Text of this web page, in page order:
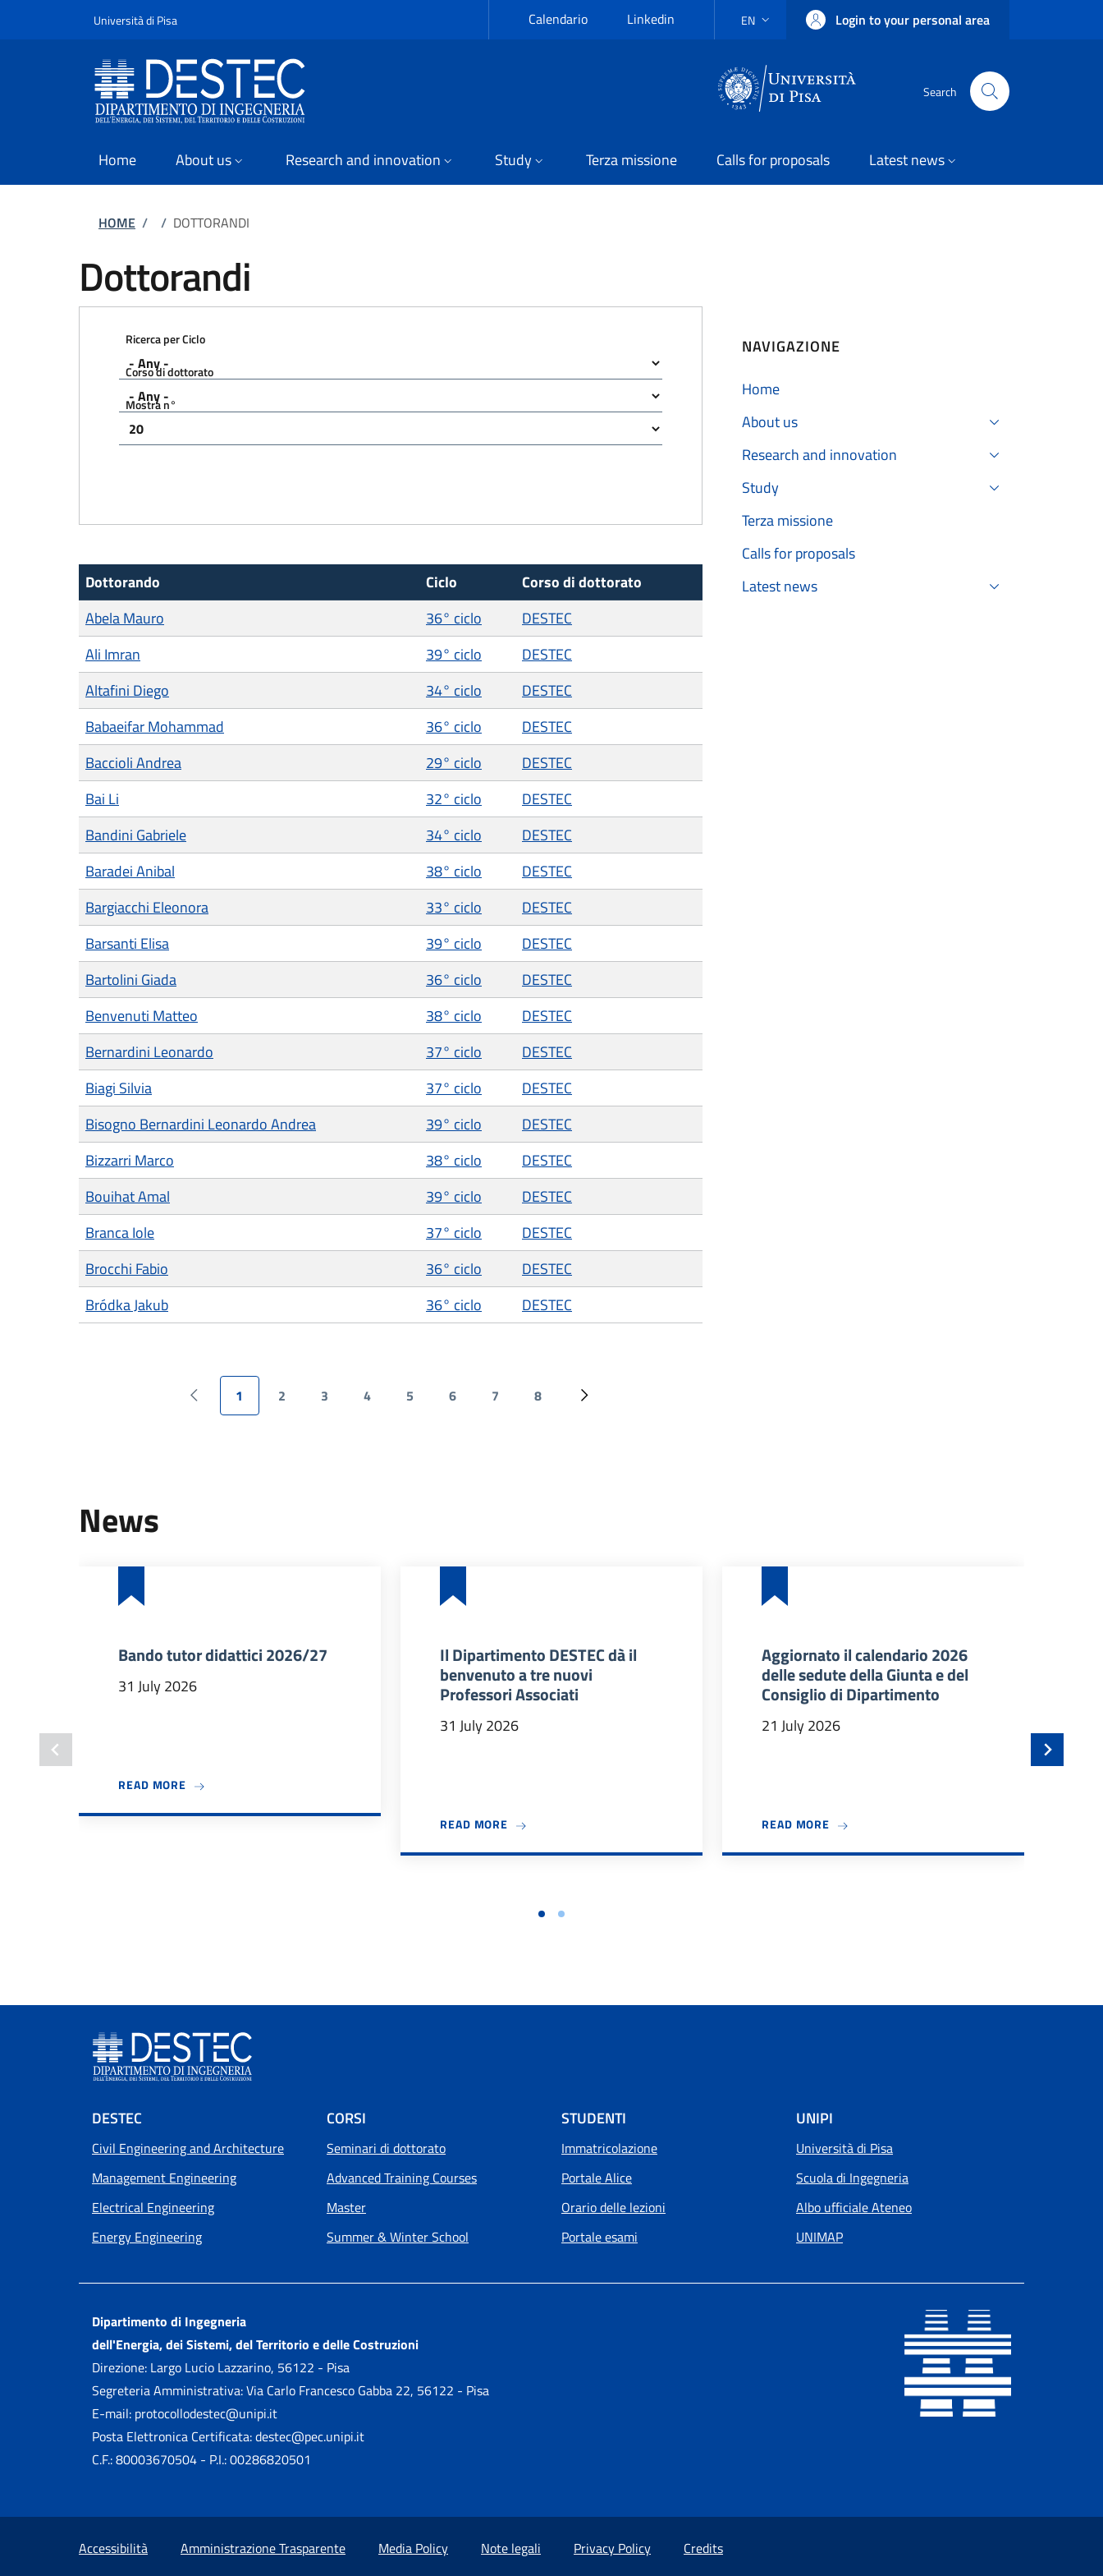
Università di PisaSlim Calendario Linkedin LANGUAGE SWITCHER: CURRENT LANGUAGE
EN
Login to your personal area
Search
Home About us Research and innovation Study Terza missione Calls for proposals Latest news
Breadcrumb
HOME / / DOTTORANDI
Dottorandi
Ricerca per Ciclo
Corso di dottorato
Mostra n°
Dottorando Ciclo
Corso di dottorato
Abela Mauro
36° ciclo
DESTEC
Ali Imran
39° ciclo
DESTEC
Altafini Diego
34° ciclo
DESTEC
Babaeifar Mohammad
36° ciclo
DESTEC
Baccioli Andrea
29° ciclo
DESTEC
Bai Li
32° ciclo
DESTEC
Bandini Gabriele
34° ciclo
DESTEC
Baradei Anibal
38° ciclo
DESTEC
Bargiacchi Eleonora
33° ciclo
DESTEC
Barsanti Elisa
39° ciclo
DESTEC
Bartolini Giada
36° ciclo
DESTEC
Benvenuti Matteo
38° ciclo
DESTEC
Bernardini Leonardo
37° ciclo
DESTEC
Biagi Silvia
37° ciclo
DESTEC
Bisogno Bernardini Leonardo Andrea
39° ciclo
DESTEC
Bizzarri Marco
38° ciclo
DESTEC
Bouihat Amal
39° ciclo
DESTEC
Branca Iole
37° ciclo
DESTEC
Brocchi Fabio
36° ciclo
DESTEC
Bródka Jakub
36° ciclo DESTEC
Previous pageCurrent page
1
Page
2
Page
3
Page
4
Page
5
Page
6
Page
7
Page
8
Next page
NAVIGAZIONE
Home
About us
Research and innovation
Study
Terza missione
Calls for proposals
Latest news
News
Bando tutor didattici 2026/27
31 July 2026
READ MORE ABOUT BANDO TUTOR DIDATTICI 2026/27
Il Dipartimento DESTEC dà il
benvenuto a tre nuovi
Professori Associati
31 July 2026
READ MORE ABOUT IL DIPARTIMENTO DESTEC DÀ IL BENVENUTO A TRE NUOVI PROFESSORI ASSOCIATI
Aggiornato il calendario 2026
delle sedute della Giunta e del
Consiglio di Dipartimento
21 July 2026
READ MORE ABOUT AGGIORNATO IL CALENDARIO 2026
Footer menu
DESTEC
Civil Engineering and Architecture
Management Engineering
Electrical Engineering
Energy Engineering
CORSI
Seminari di dottorato
Advanced Training Courses
Master
Summer & Winter School
STUDENTI
Immatricolazione
Portale Alice
Orario delle lezioni
Portale esami
UNIPI
Università di Pisa
Scuola di Ingegneria
Albo ufficiale Ateneo
UNIMAP
Dipartimento di Ingegneria
dell'Energia, dei Sistemi, del Territorio e delle Costruzioni
Direzione: Largo Lucio Lazzarino, 56122 - Pisa
Segreteria Amministrativa: Via Carlo Francesco Gabba 22, 56122 - Pisa
E-mail: protocollodestec@unipi.it
Posta Elettronica Certificata: destec@pec.unipi.it
C.F.: 80003670504 - P.I.: 00286820501
Small prints
Useful links section
Accessibilità Amministrazione Trasparente Media Policy Note legali Privacy Policy Credits